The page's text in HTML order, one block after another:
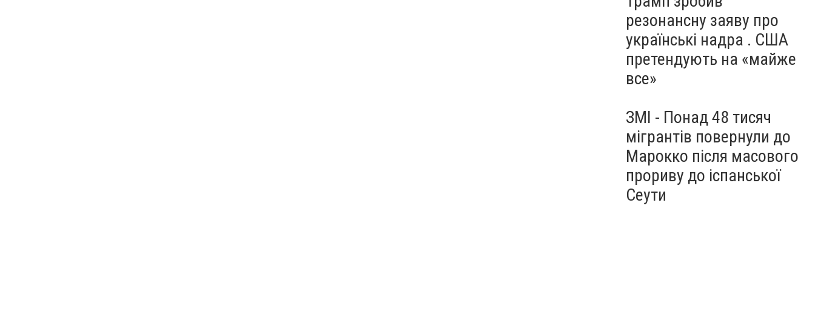
резонансну заяву про
українські надра . США
претендують на «майже
все»
ЗМІ - Понад 48 тисяч
мігрантів повернули до
Марокко після масового
прориву до іспанської
Сеути